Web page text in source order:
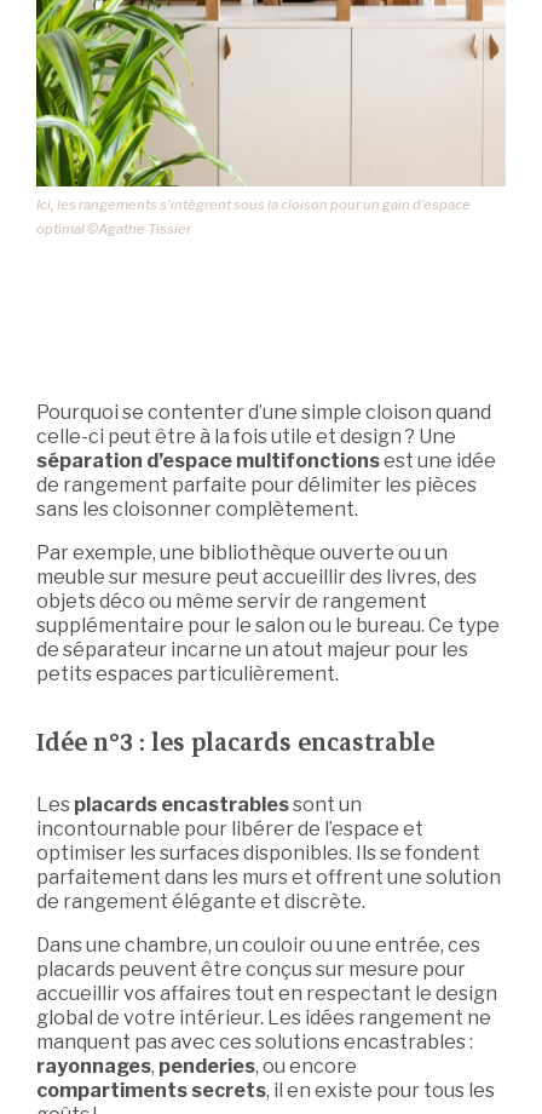
Ici, les rangements s’intègrent sous la cloison pour un gain d’espace
optimal ©Agathe Tissier
Pourquoi se contenter d’une simple cloison quand
celle-ci peut être à la fois utile et design ? Une
séparation d’espace multifonctionsest une idée
de rangement parfaite pour délimiter les pièces
sans les cloisonner complètement.
Par exemple, une bibliothèque ouverte ou un
meuble sur mesure peut accueillir des livres, des
objets déco ou même servir de rangement
supplémentaire pour le salon ou le bureau. Ce type
de séparateur incarne un atout majeur pour les
petits espaces particulièrement.
Idée n°3 : les placards encastrable
Les placards encastrablessont un
incontournable pour libérer de l’espace et
optimiser les surfaces disponibles. Ils se fondent
parfaitement dans les murs et offrent une solution
de rangement élégante et discrète.
Dans une chambre, un couloir ou une entrée, ces
placards peuvent être conçus sur mesure pour
accueillir vos affaires tout en respectant le design
global de votre intérieur. Les idées rangement ne
manquent pas avec ces solutions encastrables :
rayonnages, penderies, ou encore
compartiments secrets, il en existe pour tous les